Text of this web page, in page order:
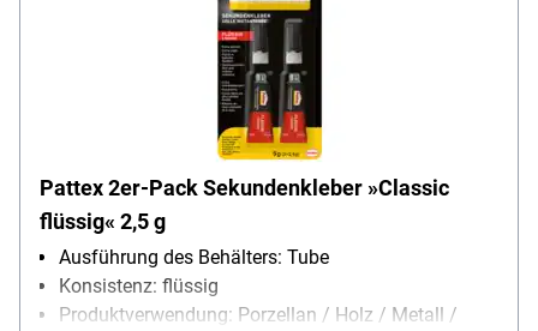
Pattex 2er-Pack Sekundenkleber »Classic
flüssig« 2,5 g
Ausführung des Behälters: Tube
Konsistenz: flüssig
Produktverwendung: Porzellan / Holz / Metall /